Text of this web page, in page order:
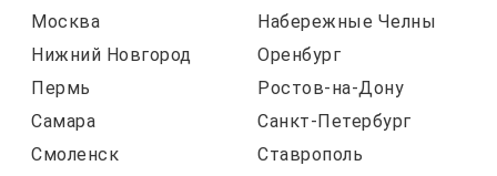
Москва
Набережные Челны
Нижний Новгород
Оренбург
Пермь
Ростов-на-Дону
Самара
Санкт-Петербург
Смоленск
Ставрополь